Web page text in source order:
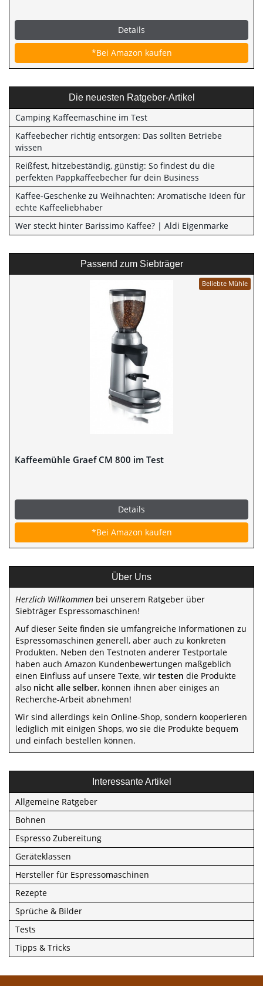
Details
*Bei Amazon kaufen
Die neuesten Ratgeber-Artikel
Camping Kaffeemaschine im Test
Kaffeebecher richtig entsorgen: Das sollten Betriebe
wissen
Reißfest, hitzebeständig, günstig: So findest du die
perfekten Pappkaffeebecher für dein Business
Kaffee-Geschenke zu Weihnachten: Aromatische Ideen für
echte Kaffeeliebhaber
Wer steckt hinter Barissimo Kaffee? | Aldi Eigenmarke
Passend zum Siebträger
Beliebte Mühle
Kaffeemühle Graef CM 800 im Test
Details
*Bei Amazon kaufen
Über Uns
Herzlich Willkommen bei unserem Ratgeber über
Siebträger Espressomaschinen!
Auf dieser Seite finden sie umfangreiche Informationen zu
Espressomaschinen generell, aber auch zu konkreten
Produkten. Neben den Testnoten anderer Testportale
haben auch Amazon Kundenbewertungen maßgeblich
einen Einfluss auf unsere Texte, wir testen die Produkte
also nicht alle selber, können ihnen aber einiges an
Recherche-Arbeit abnehmen!
Wir sind allerdings kein Online-Shop, sondern kooperieren
lediglich mit einigen Shops, wo sie die Produkte bequem
und einfach bestellen können.
Interessante Artikel
Allgemeine Ratgeber
Bohnen
Espresso Zubereitung
Geräteklassen
Hersteller für Espressomaschinen
Rezepte
Sprüche & Bilder
Tests
Tipps & Tricks